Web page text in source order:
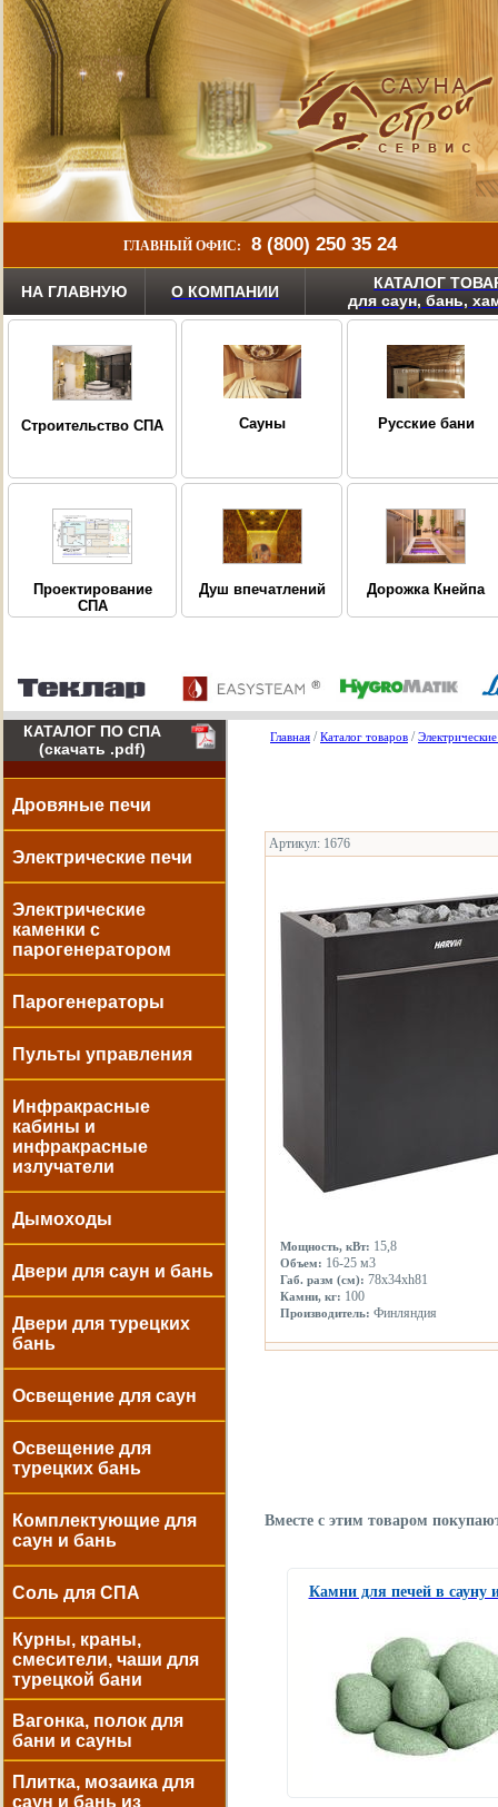
ГЛАВНЫЙ ОФИС: 8 (800) 250 35 24
НА ГЛАВНУЮ О КОМПАНИИ
КАТАЛОГ
для саун, бань,
Строительство СПА Сауны Русские бани
Проектирование
СПА
Душ впечатлений Дорожка Кнейпа
КАТАЛОГ ПО СПА
(скачать .pdf)
Дровяные печи
Электрические печи
Электрические
каменки с
парогенератором
Парогенераторы
Пульты управления
Инфракрасные
кабины и
инфракрасные
излучатели
Дымоходы
Двери для саун и бань
Двери для турецких
бань
Освещение для саун
Освещение для
турецких бань
Комплектующие для
саун и бань
Соль для СПА
Курны, краны,
смесители, чаши для
турецкой бани
Вагонка, полок для
бани и сауны
Плитка, мозаика для
саун и бань из
Главная /Каталог товаров /
Артикул: 1676
Мощность, кВт: 15,8
Объем: 16-25 м3
Габ. разм (см): 78x34xh81
Камни, кг: 100
Производитель: Финляндия
Вместе с этим товаром
Камни для печей в сауну